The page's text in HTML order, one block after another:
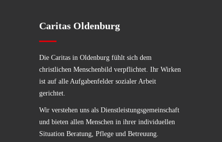
Caritas Oldenburg
Die Caritas in Oldenburg fühlt sich dem
christlichen Menschenbild verpflichtet. Ihr Wirken
ist auf alle Aufgabenfelder sozialer Arbeit
gerichtet.
Wir verstehen uns als Dienstleistungsgemeinschaft
und bieten allen Menschen in ihrer individuellen
Situation Beratung, Pflege und Betreuung.